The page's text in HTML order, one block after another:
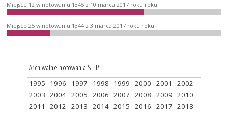
Miejsce 12 w notowaniu 1345 z 10 marca 2017 roku roku
Miejsce 25 w notowaniu 1344 z 3 marca 2017 roku roku
Archiwalne notowania SLIP
1995 1996 1997 1998 1999 2000 2001
2002
2003 2004 2005 2006 2007 2008 2009 2010
2011
2012 2013 2014 2015 2016 2017 2018